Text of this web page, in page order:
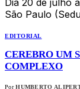
Dia 20 de julho
São Paulo
EDITORIAL
CEREBRO UM
COMPLEXO
Por HUMBERTO